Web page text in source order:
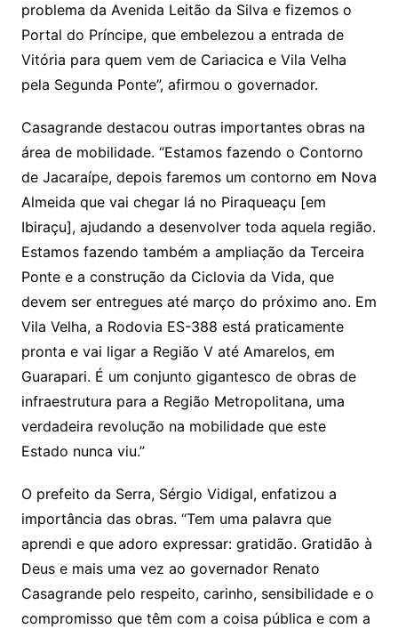
problema da Avenida Leitão da Silva e fizemos o
Portal do Príncipe, que embelezou a entrada de
Vitória para quem vem de Cariacica e Vila Velha
pela Segunda Ponte”, afirmou o governador.
Casagrande destacou outras importantes obras na
área de mobilidade. “Estamos fazendo o Contorno
de Jacaraípe, depois faremos um contorno em Nova
Almeida que vai chegar lá no Piraqueaçu [em
Ibiraçu], ajudando a desenvolver toda aquela região.
Estamos fazendo também a ampliação da Terceira
Ponte e a construção da Ciclovia da Vida, que
devem ser entregues até março do próximo ano. Em
Vila Velha, a Rodovia ES-388 está praticamente
pronta e vai ligar a Região V até Amarelos, em
Guarapari. É um conjunto gigantesco de obras de
infraestrutura para a Região Metropolitana, uma
verdadeira revolução na mobilidade que este
Estado nunca viu.”
O prefeito da Serra, Sérgio Vidigal, enfatizou a
importância das obras. “Tem uma palavra que
aprendi e que adoro expressar: gratidão. Gratidão à
Deus e mais uma vez ao governador Renato
Casagrande pelo respeito, carinho, sensibilidade e o
compromisso que têm com a coisa pública e com a